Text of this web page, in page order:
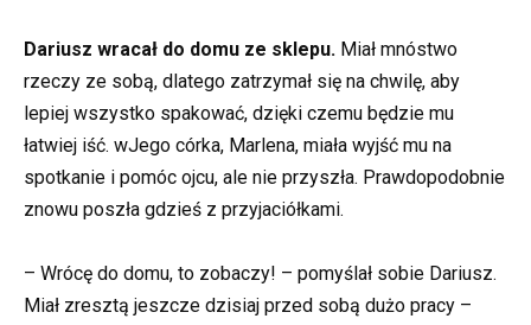
Dariusz wracał do domu ze sklepu. Miał mnóstwo
rzeczy ze sobą, dlatego zatrzymał się na chwilę, aby
lepiej wszystko spakować, dzięki czemu będzie mu
łatwiej iść. wJego córka, Marlena, miała wyjść mu na
spotkanie i pomóc ojcu, ale nie przyszła. Prawdopodobnie
znowu poszła gdzieś z przyjaciółkami.
– Wrócę do domu, to zobaczy! – pomyślał sobie Dariusz.
Miał zresztą jeszcze dzisiaj przed sobą dużo pracy –